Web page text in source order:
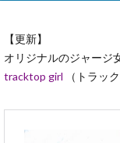
【更新】
オリジナルのジャージ
tracktop girl （トラッ